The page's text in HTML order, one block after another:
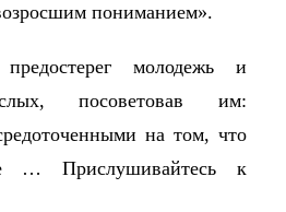
пониманием».
молодежь и
посоветовав им:
на том, что
… Прислушивайтесь к